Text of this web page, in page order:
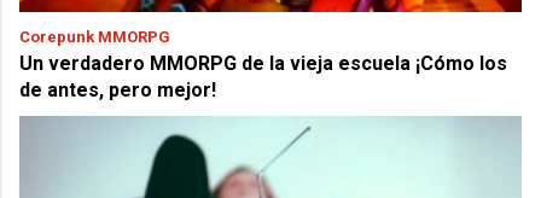
Corepunk MMORPG
Un verdadero MMORPG de la vieja escuela ¡Cómo los
de antes, pero mejor!